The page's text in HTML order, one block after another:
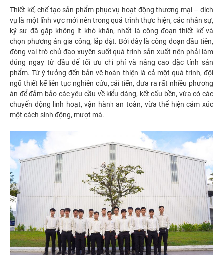
Thiết kế, chế tạo sản phẩm phục vụ hoạt động thương mại – dịch
vụ là một lĩnh vực mới nên trong quá trình thực hiện, các nhân sự,
kỹ sư đã gặp không ít khó khăn, nhất là công đoạn thiết kế và
chọn phương án gia công, lắp đặt. Bởi đây là công đoạn đầu tiên,
đóng vai trò chủ đạo xuyên suốt quá trình sản xuất nên phải làm
đúng ngay từ đầu để tối ưu chi phí và nâng cao đặc tính sản
phẩm. Từ ý tưởng đến bản vẽ hoàn thiện là cả một quá trình, đội
ngũ thiết kế liên tục nghiên cứu, cải tiến, đưa ra rất nhiều phương
án để đảm bảo các yêu cầu về kiểu dáng, kết cấu bền, vừa có các
chuyển động linh hoạt, vận hành an toàn, vừa thể hiện cảm xúc
một cách sinh động, mượt mà.